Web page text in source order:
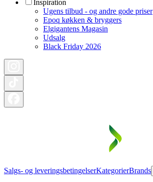
Inspiration
Ugens tilbud - og andre gode priser
Epoq køkken & bryggers
Elgigantens Magasin
Udsalg
Black Friday 2026
Salgs- og leveringsbetingelserKategorierBrands